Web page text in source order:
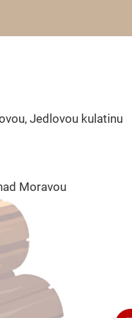
Jedlovou kulatinu
Moravou